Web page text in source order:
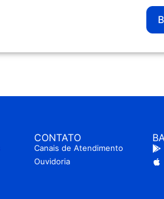
CONTATO
Canais de Atendimento
Ouvidoria